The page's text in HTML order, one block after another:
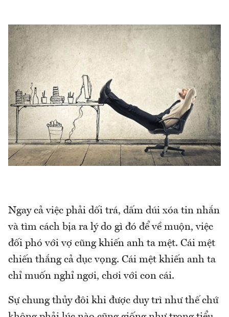
Ngay cả việc phải dối trá, dấm dúi xóa tin nhắn
và tìm cách bịa ra lý do gì đó để về muộn, việc
đối phó với vợ cũng khiến anh ta mệt. Cái mệt
chiến thắng cả dục vọng. Cái mệt khiến anh ta
chỉ muốn nghỉ ngơi, chơi với con cái.
Sự chung thủy đôi khi được duy trì như thế chứ